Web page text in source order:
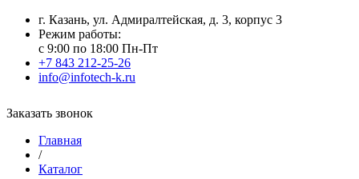
г. Казань, ул. Адмиралтейская, д. 3, корпус 3
Режим работы:
с 9:00 по 18:00 Пн-Пт
+7 843 212-25-26
info@infotech-k.ru
Заказать звонок
Главная
/
Каталог